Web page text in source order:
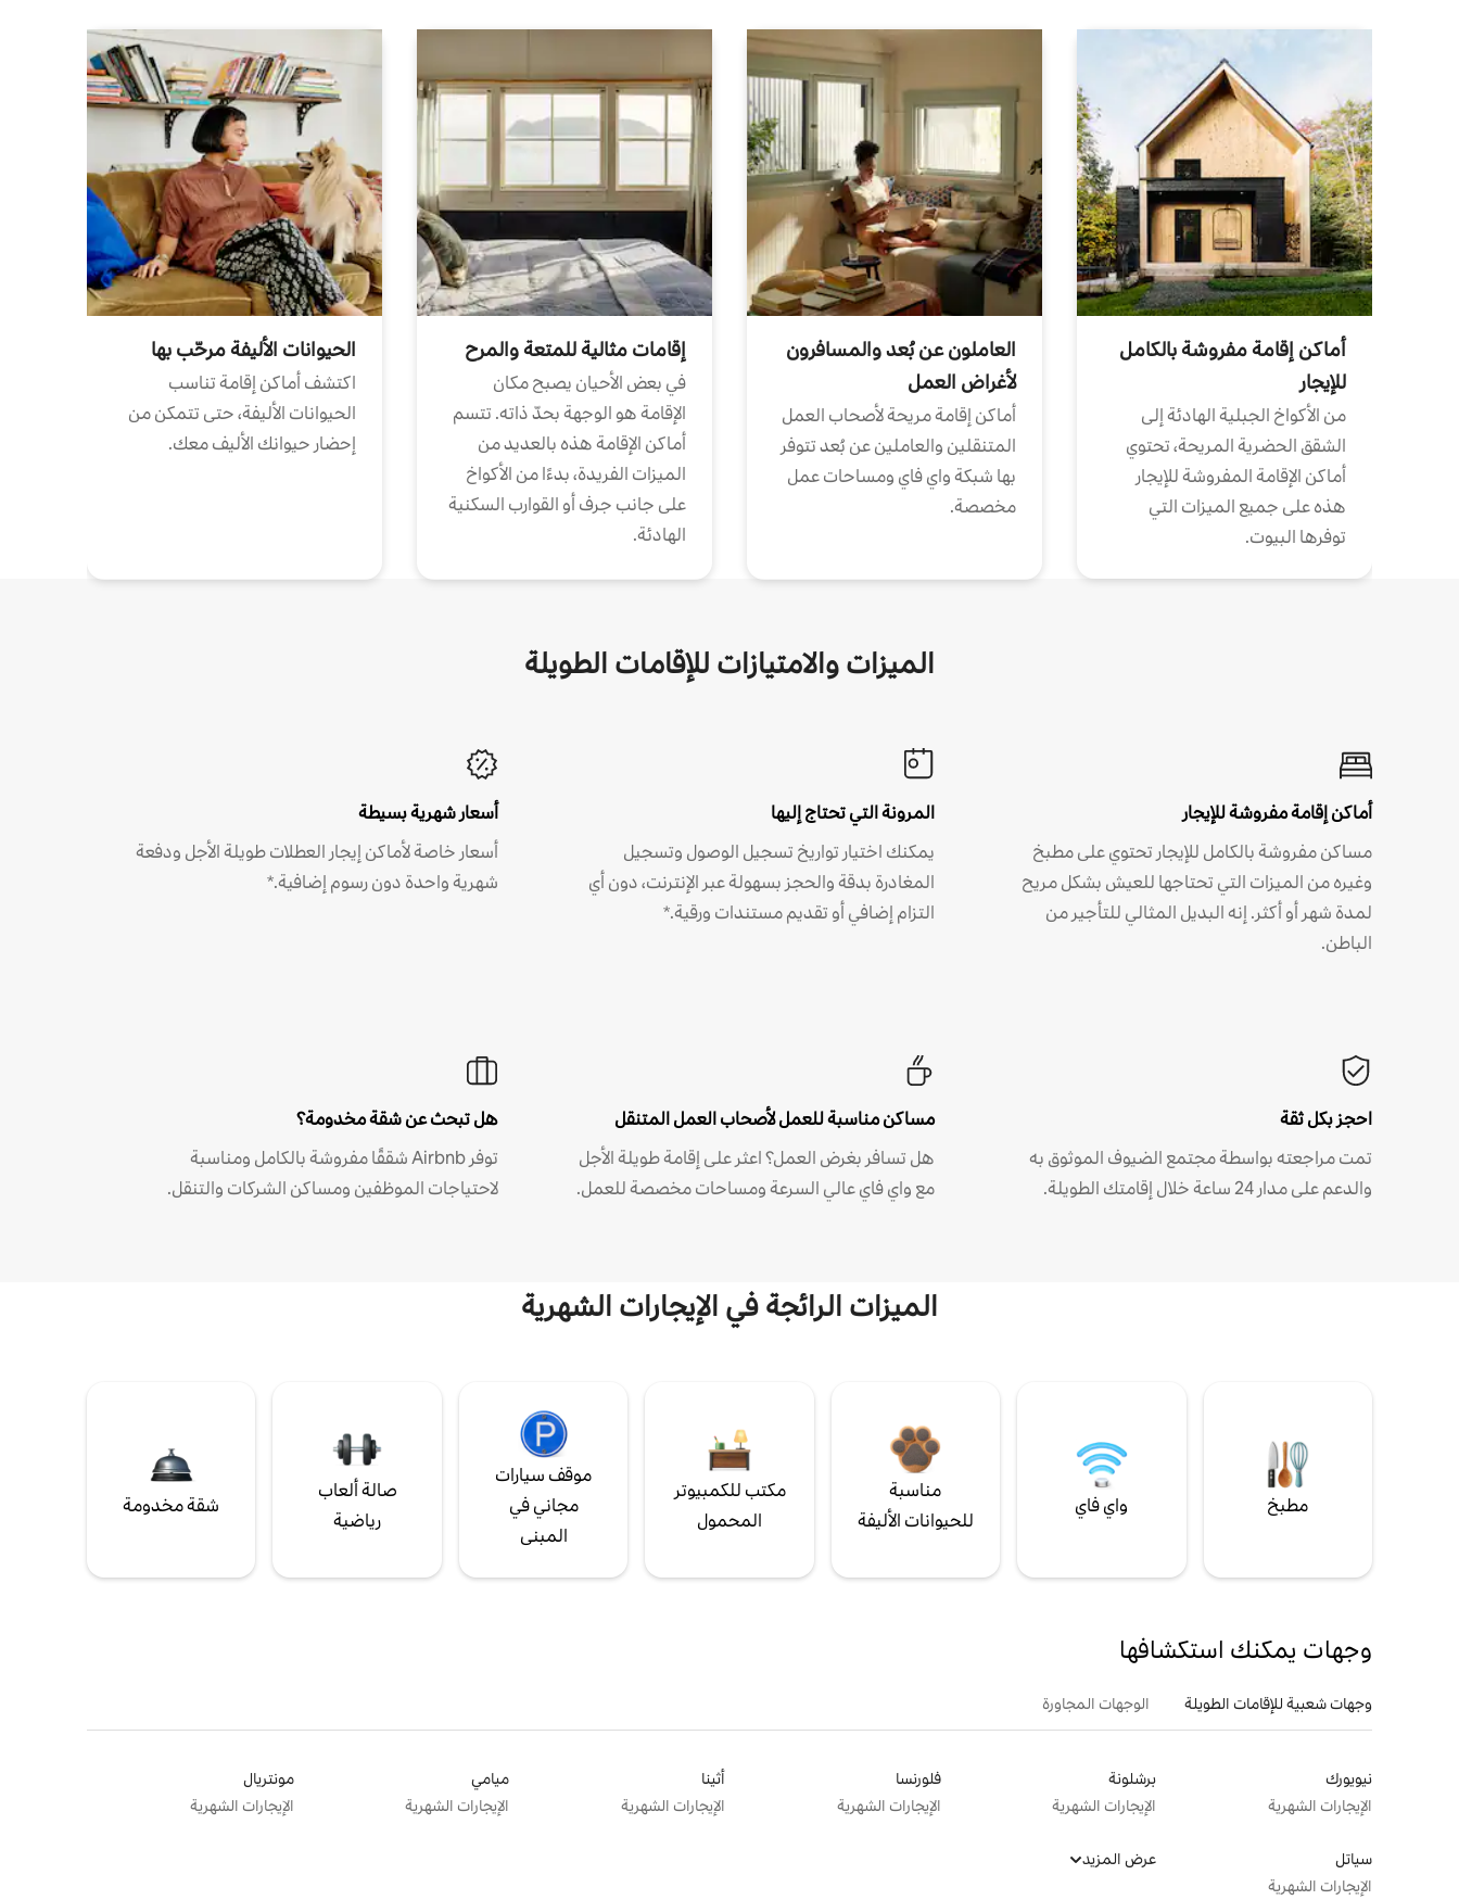
أماكن إقامة مفروشة بالكامل
للإيجار
من الأكواخ الجبلية الهادئة إلى
الشقق الحضرية المريحة، تحتوي
أماكن الإقامة المفروشة للإيجار
هذه على جميع الميزات التي
توفرها البيوت.
العاملون عن بُعد والمسافرون
لأغراض العمل
أماكن إقامة مريحة لأصحاب العمل
المتنقلين والعاملين عن بُعد تتوفر
بها شبكة واي فاي ومساحات عمل
مخصصة.
إقامات مثالية للمتعة والمرح
في بعض الأحيان يصبح مكان
الإقامة هو الوجهة بحدّ ذاته. تتسم
أماكن الإقامة هذه بالعديد من
الميزات الفريدة، بدءًا من الأكواخ
على جانب جرف أو القوارب السكنية
الهادئة.
الحيوانات الأليفة مرحّب بها
اكتشف أماكن إقامة تناسب
الحيوانات الأليفة، حتى تتمكن من
إحضار حيوانك الأليف معك.
الميزات والامتيازات للإقامات الطويلة
أماكن إقامة مفروشة للإيجار
مساكن مفروشة بالكامل للإيجار تحتوي على مطبخ
وغيره من الميزات التي تحتاجها للعيش بشكل مريح
لمدة شهر أو أكثر. إنه البديل المثالي للتأجير من
الباطن.
المرونة التي تحتاج إليها
يمكنك اختيار تواريخ تسجيل الوصول وتسجيل
المغادرة بدقة والحجز بسهولة عبر الإنترنت، دون أي
التزام إضافي أو تقديم مستندات ورقية.*
أسعار شهرية بسيطة
أسعار خاصة لأماكن إيجار العطلات طويلة الأجل ودفعة
شهرية واحدة دون رسوم إضافية.*
احجز بكل ثقة
تمت مراجعته بواسطة مجتمع الضيوف الموثوق به
والدعم على مدار 24 ساعة خلال إقامتك الطويلة.
مساكن مناسبة للعمل لأصحاب العمل المتنقل
هل تسافر بغرض العمل؟ اعثر على إقامة طويلة الأجل
مع واي فاي عالي السرعة ومساحات مخصصة للعمل.
هل تبحث عن شقة مخدومة؟
توفر Airbnb شققًا مفروشة بالكامل ومناسبة
لاحتياجات الموظفين ومساكن الشركات والتنقل.
الميزات الرائجة في الإيجارات الشهرية
مطبخ واي فاي
مناسبة
للحيوانات الأليفة
مكتب للكمبيوتر
المحمول
موقف سيارات
مجاني في
المبنى
صالة ألعاب
رياضية
شقة مخدومة
وجهات يمكنك استكشافها
وجهات شعبية للإقامات الطويلة الوجهات المجاورة
نيويورك
الإيجارات الشهرية
برشلونة
الإيجارات الشهرية
فلورنسا
الإيجارات الشهرية
أثينا
الإيجارات الشهرية
ميامي
الإيجارات الشهرية
مونتريال
الإيجارات الشهرية
سياتل
الإيجارات الشهرية
عرض المزيد